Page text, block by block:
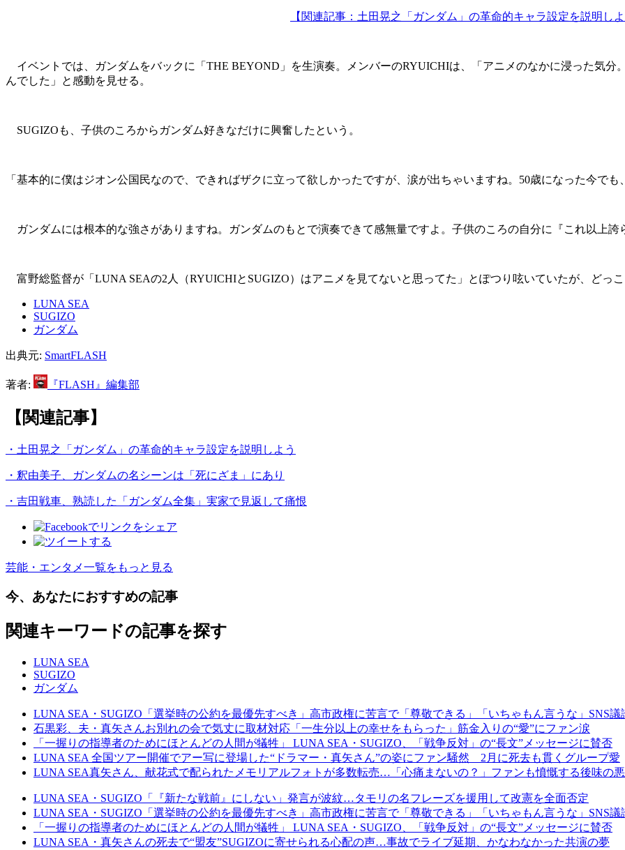
【関連記事：土田晃之「ガンダム」の革命的キャラ設定を説明し
イベントでは、ガンダムをバックに「THE BEYOND」を生演奏。メンバーのRYUICHIは、「アニメのなかに浸った気分
んでした」と感動を見せる。
SUGIZOも、子供のころからガンダム好きなだけに興奮したという。
「基本的に僕はジオン公国民なので、できればザクに立って欲しかったですが、涙が出ちゃいますね。50歳になった今で
ガンダムには根本的な強さがありますね。ガンダムのもとで演奏できて感無量ですよ。子供のころの自分に『これ以上
富野総監督が「LUNA SEAの2人（RYUICHIとSUGIZO）はアニメを見てないと思ってた」とぽつり呟いていたが、どっ
LUNA SEA
SUGIZO
ガンダム
出典元: SmartFLASH
著者: 『FLASH』編集部
【関連記事】
・土田晃之「ガンダム」の革命的キャラ設定を説明しよう
・釈由美子、ガンダムの名シーンは「死にざま」にあり
・吉田戦車、熟読した「ガンダム全集」実家で見返して痛恨
芸能・エンタメ一覧をもっと見る
今、あなたにおすすめの記事
関連キーワードの記事を探す
LUNA SEA
SUGIZO
ガンダム
LUNA SEA・SUGIZO「選挙時の公約を最優先すべき」高市政権に苦言で「尊敬できる」「いちゃもん言うな」SNS議
石黒彩、夫・真矢さんお別れの会で気丈に取材対応「一生分以上の幸せをもらった」筋金入りの“愛”にファン涙
「一握りの指導者のためにほとんどの人間が犠牲」 LUNA SEA・SUGIZO、「戦争反対」の“長文”メッセージに賛否
LUNA SEA 全国ツアー開催でアー写に登場した“ドラマー・真矢さん”の姿にファン騒然 2月に死去も貫くグループ愛
LUNA SEA真矢さん、献花式で配られたメモリアルフォトが多数転売…「心痛まないの？」ファンも憤慨する後味の
LUNA SEA・SUGIZO「『新たな戦前』にしない」発言が波紋…タモリの名フレーズを援用して改憲を全面否定
LUNA SEA・SUGIZO「選挙時の公約を最優先すべき」高市政権に苦言で「尊敬できる」「いちゃもん言うな」SNS議
「一握りの指導者のためにほとんどの人間が犠牲」 LUNA SEA・SUGIZO、「戦争反対」の“長文”メッセージに賛否
LUNA SEA・真矢さんの死去で“盟友”SUGIZOに寄せられる心配の声…事故でライブ延期、かなわなかった共演の夢